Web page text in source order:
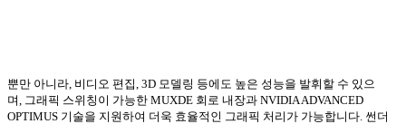
뿐만 아니라 비디오 편집 , 3D 모델링 등에도 높은 성능을 발휘할 수 있으
며
그래픽 스위칭이 가능한 MUXDE 회로 내장과 NVIDIA ADVANCED
OPTIMUS 기술을 지원하여 더욱 효율적인 그래픽 처리가 가능합니다 썬더